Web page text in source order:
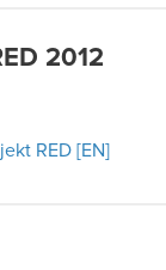
2012
RED [EN]